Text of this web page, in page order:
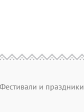
Фестивали и праздники